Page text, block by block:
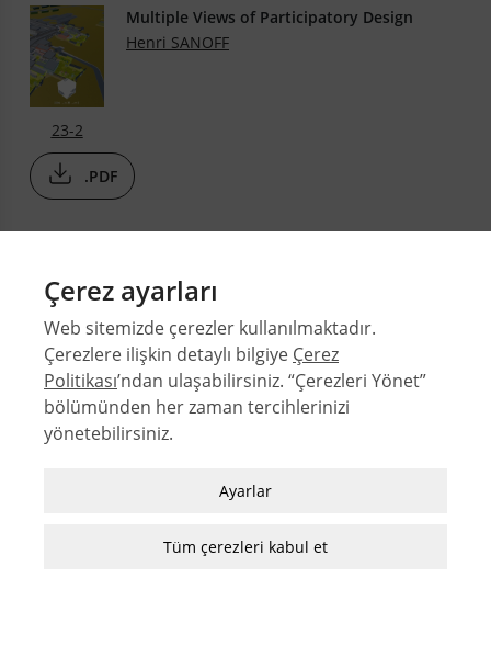
23-2
Multiple Views of Participatory Design
Henri SANOFF
.PDF
Çerez ayarları
Web sitemizde çerezler kullanılmaktadır.
Çerezlere ilişkin detaylı bilgiye Çerez
Politikası’ndan ulaşabilirsiniz. “Çerezleri Yönet”
bölümünden her zaman tercihlerinizi
yönetebilirsiniz.
Zorunlu / Teknik Çerezler
özelliklerinden faydalanabilmek için kullanılan
Ayarlar
Tüm çerezleri kabul et
© 2026 Orta Doğu Teknik Üniversitesi Mimarlık Fakültesi
Yazarlar
MFD Yazı Kılavuzu